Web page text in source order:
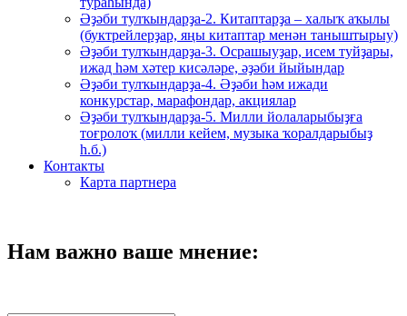
Әҙәби тулҡындарҙа-2. Китаптарҙа – халыҡ аҡылы
(буктрейлерҙар, яңы китаптар менән таныштырыу)
Әҙәби тулҡындарҙа-3. Осрашыуҙар, исем туйҙары,
ижад һәм хәтер кисәләре, әҙәби йыйындар
Әҙәби тулҡындарҙа-4. Әҙәби һәм ижади
конкурстар, марафондар, акциялар
Әҙәби тулҡындарҙа-5. Милли йолаларыбыҙға
тоғролоҡ (милли кейем, музыка ҡоралдарыбыҙ
һ.б.)
Контакты
Карта партнера
Нам важно ваше мнение: